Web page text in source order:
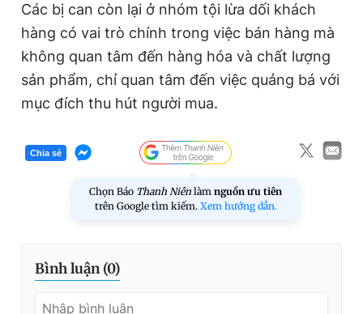
Các bị can còn lại ở nhóm tội lừa dối khách
hàng có vai trò chính trong việc bán hàng mà
không quan tâm đến hàng hóa và chất lượng
sản phẩm, chỉ quan tâm đến việc quảng bá với
mục đích thu hút người mua.
Chia sẻ
Chọn Báo Thanh Niên làm nguồn ưu tiên
trên Google tìm kiếm. Xem hướng dẫn.
Bình luận (0)